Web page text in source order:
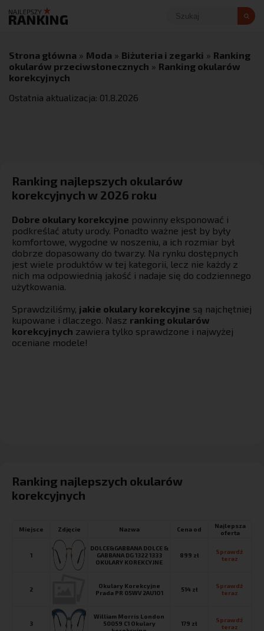
Strona główna » Moda » Biżuteria i zegarki » Ranking
okularów przeciwsłonecznych » Ranking okularów
korekcyjnych
Ostatnia aktualizacja: 01.8.2026
Ranking najlepszych okularów
korekcyjnych w 2026 roku
Dobre okulary korekcyjne powinny eksponować i
podkreślać atuty urody. Ponadto ważne jest by były
komfortowe, wygodne w noszeniu, a ich rozmiar był
dobrze dopasowany do twarzy. Na rynku dostępnych
jest wiele produktów w tej kategorii, lecz nie każdy z
nich ma odpowiednią jakość i nadaje się do codziennego
użytkowania.
Sprawdziliśmy, jakie okulary korekcyjne są najchętniej
kupowane i dlaczego. Nasz ranking okularów
korekcyjnych zawiera tylko sprawdzone i najwyżej
oceniane modele!
Ranking najlepszych okularów
korekcyjnych
Miejsce Nazwa Cena od
Najlepsza
oferta
1
DOLCE&GABBANA DOLCE &
GABBANA DG 1322 1333
OKULARY KOREKCYJNE
899 zł
Sprawdź
teraz
2
Okulary Korekcyjne
Prada PR 05WV 2AU1O1
514 zł
Sprawdź
teraz
3
William Morris London
50059 C1 Okulary
179 zł
Sprawdź
teraz